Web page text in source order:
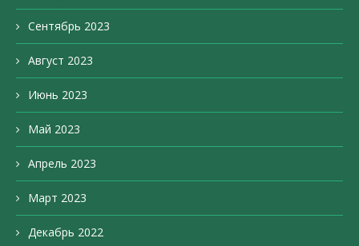
Сентябрь 2023
Август 2023
Июнь 2023
Май 2023
Апрель 2023
Март 2023
Декабрь 2022